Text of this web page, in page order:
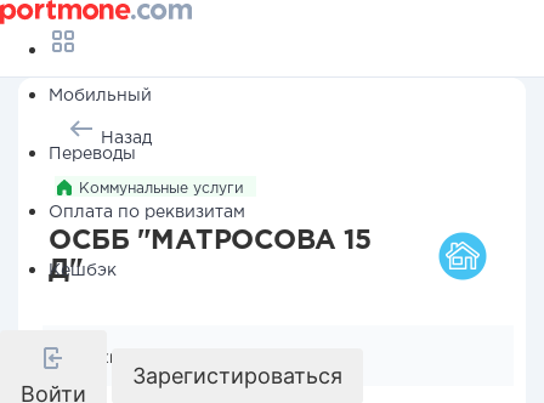
Мобильный
Переводы
Оплата по реквизитам
Кешбэк
Войти
Зарегистироваться
Назад
Коммунальные услуги
ОСББ "МАТРОСОВА 15
Д"
Реквизиты компании